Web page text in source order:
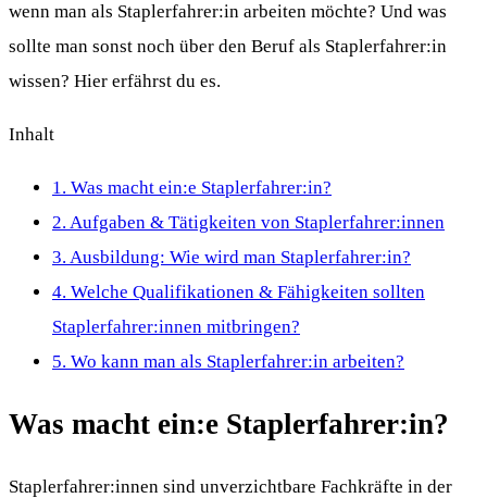
wenn man als Staplerfahrer:in arbeiten möchte? Und was
sollte man sonst noch über den Beruf als Staplerfahrer:in
wissen? Hier erfährst du es.
Inhalt
1. Was macht ein:e Staplerfahrer:in?
2. Aufgaben & Tätigkeiten von Staplerfahrer:innen
3. Ausbildung: Wie wird man Staplerfahrer:in?
4. Welche Qualifikationen & Fähigkeiten sollten
Staplerfahrer:innen mitbringen?
5. Wo kann man als Staplerfahrer:in arbeiten?
Was macht ein:e Staplerfahrer:in?
Staplerfahrer:innen sind unverzichtbare Fachkräfte in der